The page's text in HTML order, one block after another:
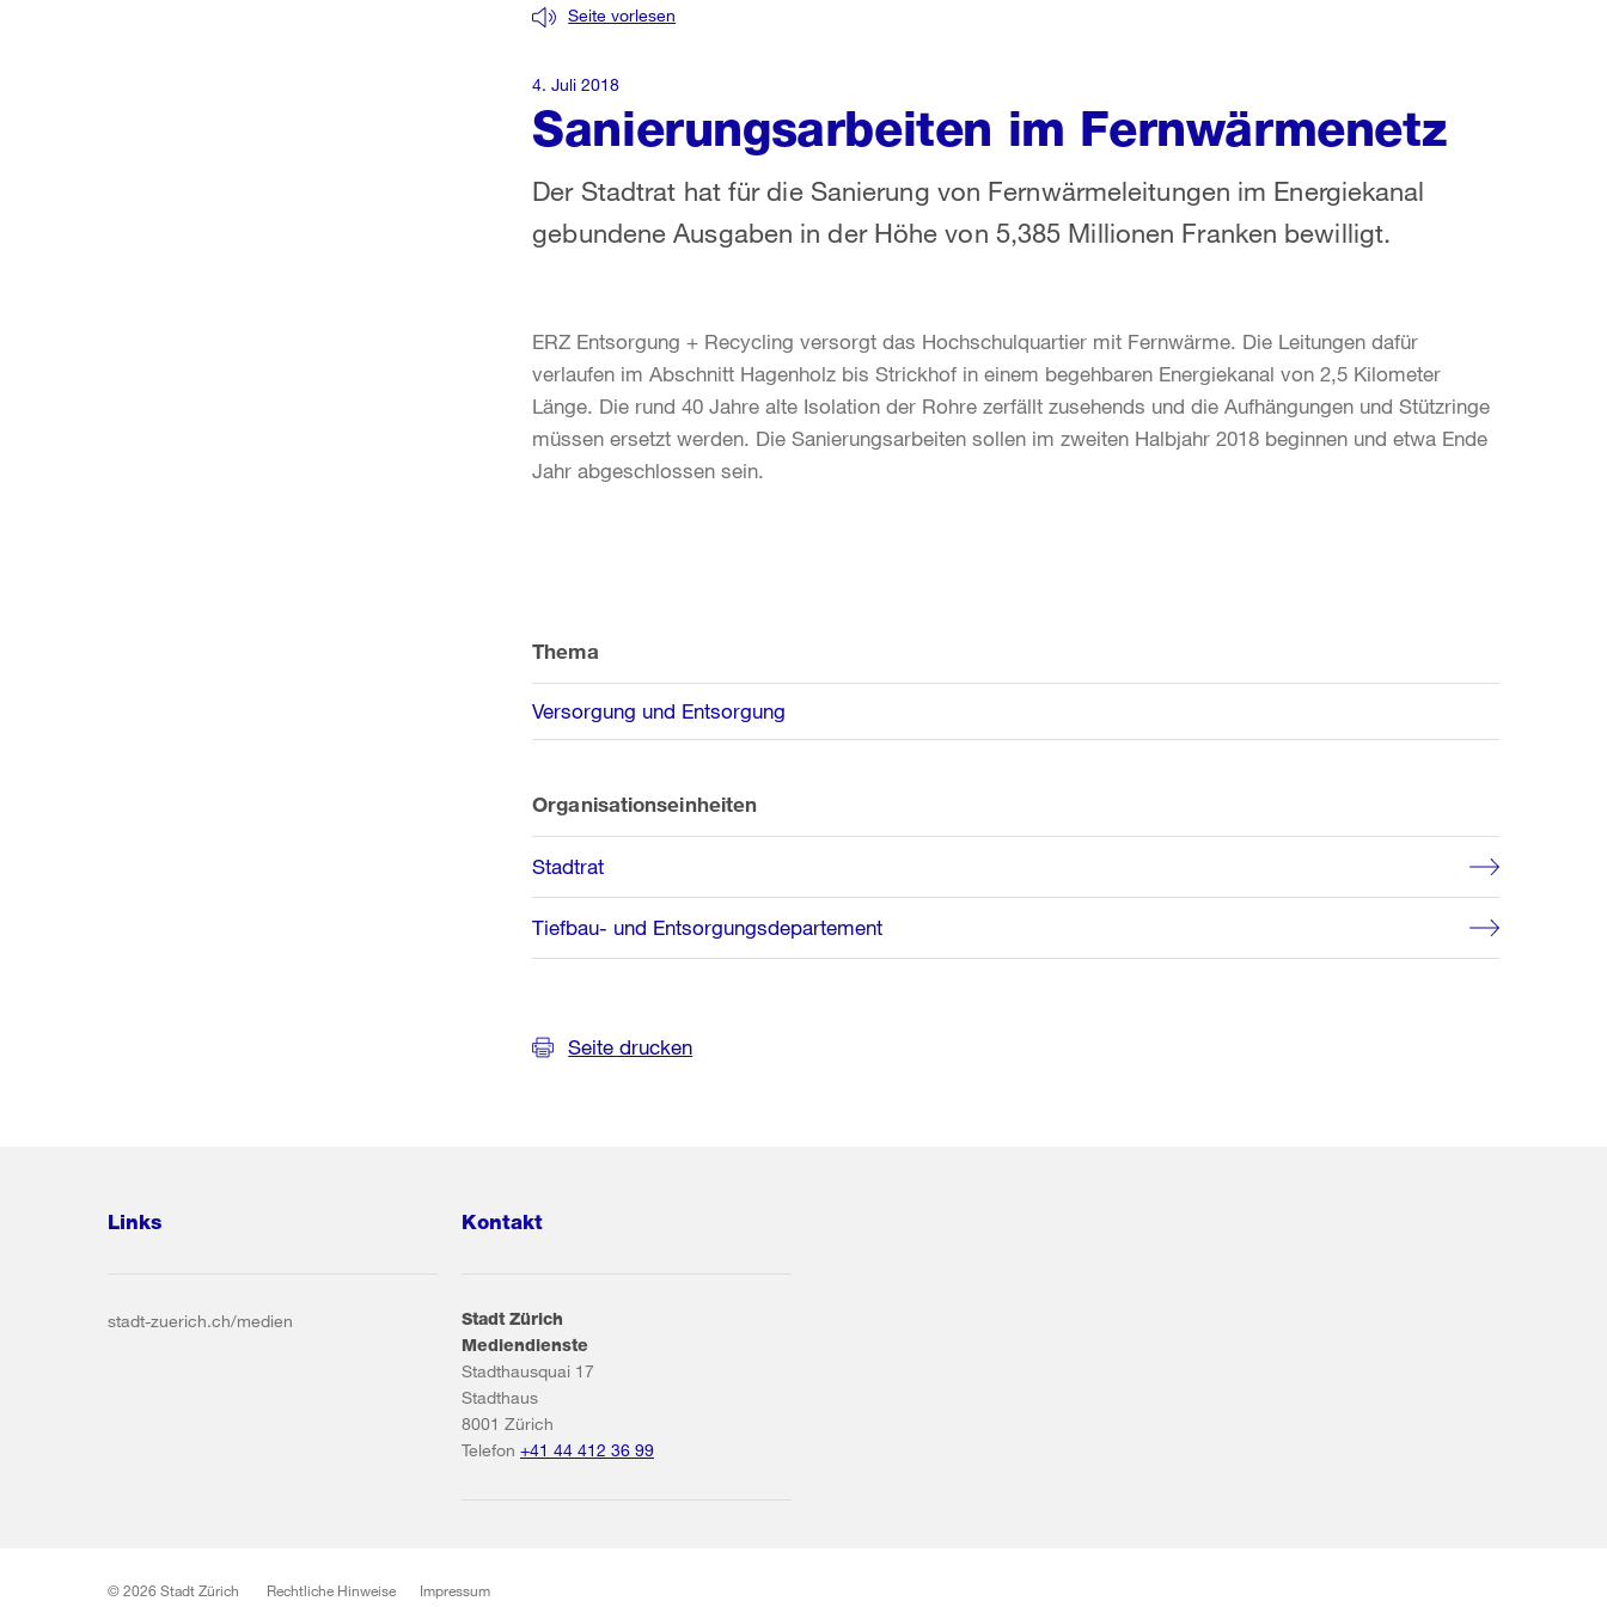
Sanierungsarbeiten im Fernwärmenetz
Seite vorlesen
Der Stadtrat hat für die Sanierung von Fernwärmeleitungen im Energiekanal
gebundene Ausgaben in der Höhe von 5,385 Millionen Franken bewilligt.
4. Juli 2018
ERZ Entsorgung + Recycling versorgt das Hochschulquartier mit Fernwärme. Die Leitungen dafür
verlaufen im Abschnitt Hagenholz bis Strickhof in einem begehbaren Energiekanal von 2,5 Kilometer
Länge. Die rund 40 Jahre alte Isolation der Rohre zerfällt zusehends und die Aufhängungen und Stützringe
müssen ersetzt werden. Die Sanierungsarbeiten sollen im zweiten Halbjahr 2018 beginnen und etwa Ende
Jahr abgeschlossen sein.
Informationen
Thema
Versorgung und Entsorgung
Organisationseinheiten
Stadtrat
Tiefbau- und Entsorgungsdepartement
Seite drucken
Links
stadt-zuerich.ch/medien
Kontakt
Stadt Zürich
Mediendienste
Stadthausquai 17
Stadthaus
8001 Zürich
Telefon +41 44 412 36 99
© 2026 Stadt Zürich Rechtliche Hinweise Impressum